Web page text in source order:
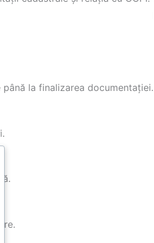
la finalizarea documentației.